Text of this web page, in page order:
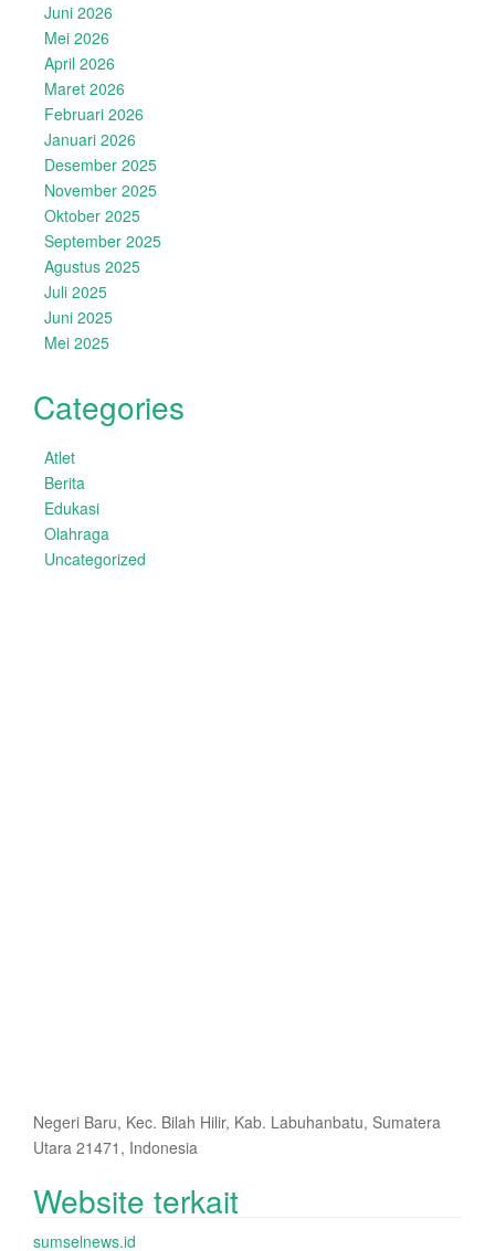
Juni 2026
Mei 2026
April 2026
Maret 2026
Februari 2026
Januari 2026
Desember 2025
November 2025
Oktober 2025
September 2025
Agustus 2025
Juli 2025
Juni 2025
Mei 2025
Categories
Atlet
Berita
Edukasi
Olahraga
Uncategorized
Negeri Baru, Kec. Bilah Hilir, Kab. Labuhanbatu, Sumatera
Utara 21471, Indonesia
Website terkait
sumselnews.id